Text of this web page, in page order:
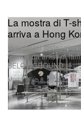
Moda
La mostra di T-
arriva a Hong
Hypebeast festeggia
firmate da artisti di
BELOWGROUND.
Feb 8, 2026